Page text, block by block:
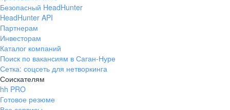
Безопасный HeadHunter
HeadHunter API
Партнерам
Инвесторам
Каталог компаний
Поиск по вакансиям в Саган-Нуре
Сетка: соцсеть для нетворкинга
Соискателям
hh PRO
Готовое резюме